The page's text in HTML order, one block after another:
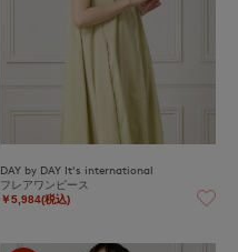
DAY by DAY It's international
フレアワンピース
￥5,984(税込)